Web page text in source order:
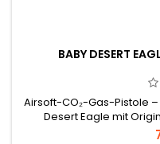
BABY DESERT
Airsoft-CO₂-Gas-Pistole
Desert Eagle mit